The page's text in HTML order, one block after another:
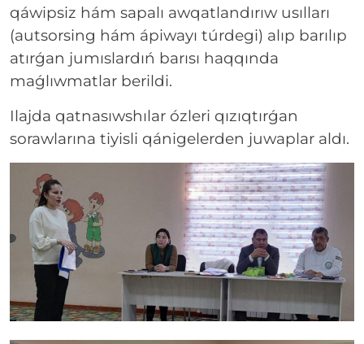
qáwipsiz hám sapalı awqatlandırıw usılları
(autsorsing hám ápiwayı túrdegi) alıp barılıp
atırǵan jumıslardıń barısı haqqında
maǵlıwmatlar berildi.
Ilajda qatnasıwshılar ózleri qızıqtırǵan
sorawlarına tiyisli qánigelerden juwaplar aldı.